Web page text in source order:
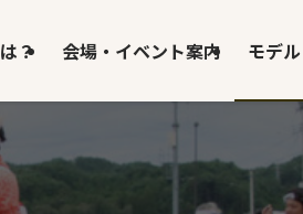
？ 会場・イベント案内 モデ